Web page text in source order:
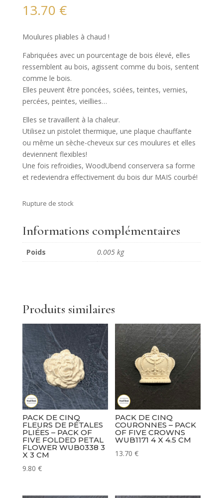
13.70 €
Moulures pliables à chaud !
Fabriquées avec un pourcentage de bois élevé, elles
ressemblent au bois, agissent comme du bois, sentent
comme le bois.
Elles peuvent être poncées, sciées, teintes, vernies,
percées, peintes, vieillies…
Elles se travaillent à la chaleur.
Utilisez un pistolet thermique, une plaque chauffante
ou même un sèche-cheveux sur ces moulures et elles
deviennent flexibles!
Une fois refroidies, WoodUbend conservera sa forme
et redeviendra effectivement du bois dur MAIS courbé!
Rupture de stock
Informations complémentaires
Poids 0.005 kg
Produits similaires
PACK DE CINQ
FLEURS DE PÉTALES
PLIÉES – PACK OF
FIVE FOLDED PETAL
FLOWER WUB0338 3
X 3 CM
9.80 €
PACK DE CINQ
COURONNES – PACK
OF FIVE CROWNS
WUB1171 4 X 4.5 CM
13.70€